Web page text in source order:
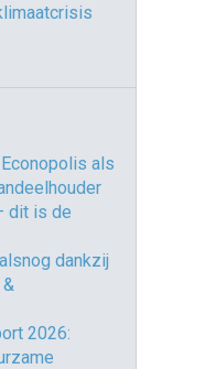
als
dit is de
dankzij
2026: